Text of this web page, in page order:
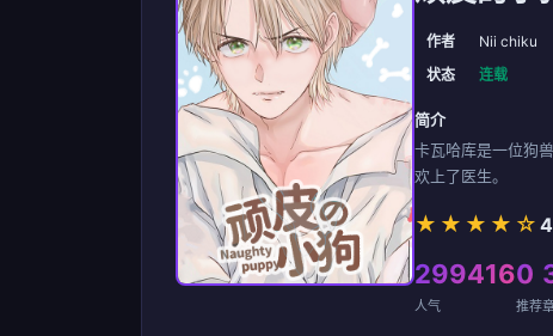
作者 Nii chiku
状态
连载
简介
卡瓦哈库是一位狗
欢上了医生。
★★★★☆
299416
人气
0
推荐